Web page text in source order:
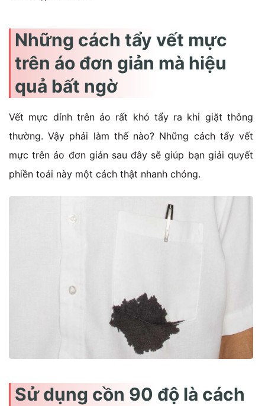
Những cách tẩy vết mực
trên áo đơn giản mà hiệu
quả bất ngờ
Vết mực dính trên áo rất khó tẩy ra khi giặt thông
thường. Vậy phải làm thế nào? Những cách tẩy vết
mực trên áo đơn giản sau đây sẽ giúp bạn giải quyết
phiền toái này một cách thật nhanh chóng.
Sử dụng cồn 90 độ là cách